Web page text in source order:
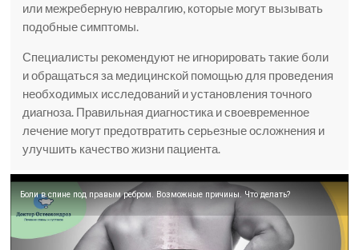
или межреберную невралгию, которые могут вызывать
подобные симптомы.
Специалисты рекомендуют не игнорировать такие боли
и обращаться за медицинской помощью для проведения
необходимых исследований и установления точного
диагноза. Правильная диагностика и своевременное
лечение могут предотвратить серьезные осложнения и
улучшить качество жизни пациента.
Боли в спине под правым ребром. Возможные причины. Что делать?